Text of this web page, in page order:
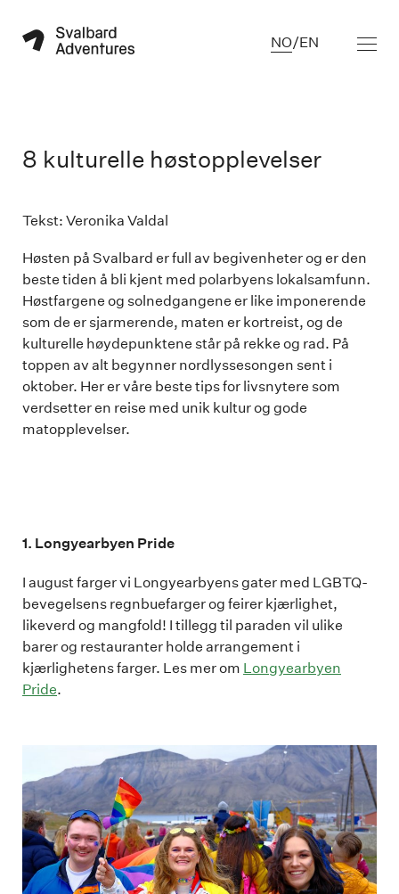
NO/EN
8 kulturelle høstopplevelser
Tekst: Veronika Valdal
Høsten på Svalbard er full av begivenheter og er den
beste tiden å bli kjent med polarbyens lokalsamfunn.
Høstfargene og solnedgangene er like imponerende
som de er sjarmerende, maten er kortreist, og de
kulturelle høydepunktene står på rekke og rad. På
toppen av alt begynner nordlyssesongen sent i
oktober. Her er våre beste tips for livsnytere som
verdsetter en reise med unik kultur og gode
matopplevelser.
1. Longyearbyen Pride
I august farger vi Longyearbyens gater med LGBTQ-
bevegelsens regnbuefarger og feirer kjærlighet,
likeverd og mangfold! I tillegg til paraden vil ulike
barer og restauranter holde arrangement i
kjærlighetens farger. Les mer om Longyearbyen
Pride.